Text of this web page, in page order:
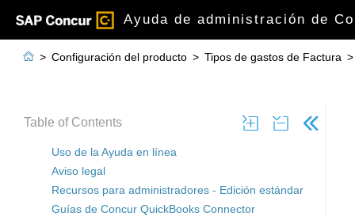
Ayuda de administración de
Table of Contents
Uso de la Ayuda en línea
Aviso legal
Recursos para administradores - Edición estándar
Guías de Concur QuickBooks Connector
 > Configuración del producto > Tipos de gastos de Factura >